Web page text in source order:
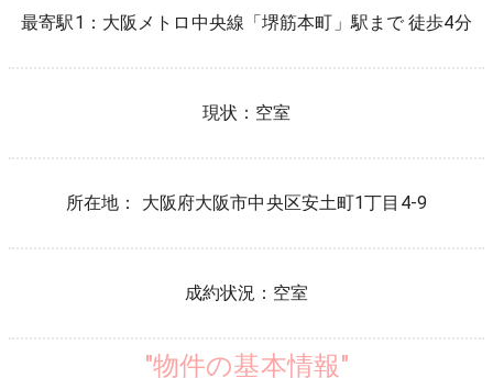
最寄駅1： 大阪メトロ中央線 「堺筋本町 」駅まで 徒歩4分
現状： 空室
所在地： 大阪府大阪市中央区安土町1丁目 4-9
成約状況： 空室
"物件の基本情報"